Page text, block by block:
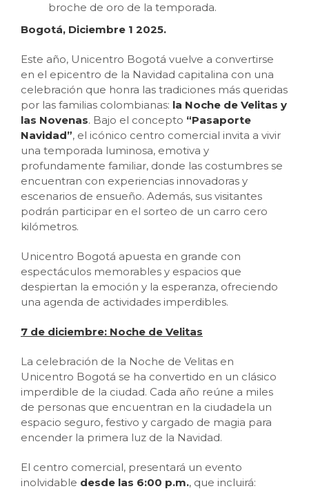
broche de oro de la temporada.
Bogotá, Diciembre 1 2025.
Este año, Unicentro Bogotá vuelve a convertirse
en el epicentro de la Navidad capitalina con una
celebración que honra las tradiciones más queridas
por las familias colombianas: la Noche de Velitas y
las Novenas. Bajo el concepto “Pasaporte
Navidad”, el icónico centro comercial invita a vivir
una temporada luminosa, emotiva y
profundamente familiar, donde las costumbres se
encuentran con experiencias innovadoras y
escenarios de ensueño. Además, sus visitantes
podrán participar en el sorteo de un carro cero
kilómetros.
Unicentro Bogotá apuesta en grande con
espectáculos memorables y espacios que
despiertan la emoción y la esperanza, ofreciendo
una agenda de actividades imperdibles.
7 de diciembre: Noche de Velitas
La celebración de la Noche de Velitas en
Unicentro Bogotá se ha convertido en un clásico
imperdible de la ciudad. Cada año reúne a miles
de personas que encuentran en la ciudadela un
espacio seguro, festivo y cargado de magia para
encender la primera luz de la Navidad.
El centro comercial, presentará un evento
inolvidable desde las 6:00 p.m., que incluirá: